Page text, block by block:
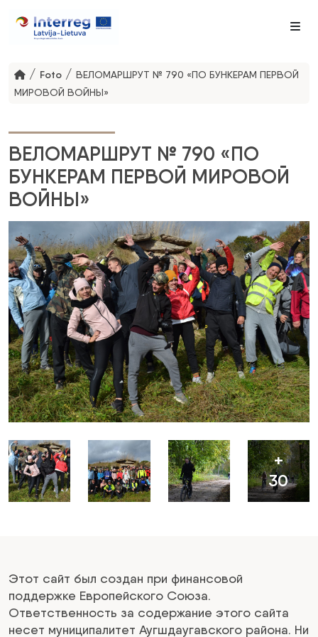
/ Foto / ВЕЛОМАРШРУТ № 790 «ПО БУНКЕРАМ ПЕРВОЙ
МИРОВОЙ ВОЙНЫ»
ВЕЛОМАРШРУТ № 790 «ПО
БУНКЕРАМ ПЕРВОЙ МИРОВОЙ
ВОЙНЫ»
+
30
Этот сайт был создан при финансовой
поддержке Европейского Союза.
Ответственность за содержание этого сайта
несет муниципалитет Аугшдаугавского района. Ни